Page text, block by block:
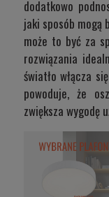
dodatkowo
jaki sposób mogą
może to być za
rozwiązania
światło włącza
powoduje, że
zwiększa wygodę